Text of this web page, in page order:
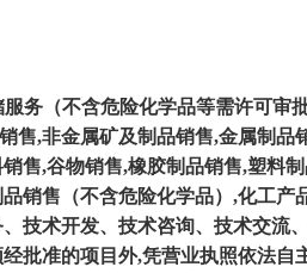
务（不含危险化学品等需许可审
售,非金属矿及制品销售,金属制
售,谷物销售,橡胶制品销售,塑料
销售（不含危险化学品）,化工
技术开发、技术咨询、技术交流
批准的项目外,凭营业执照依法自